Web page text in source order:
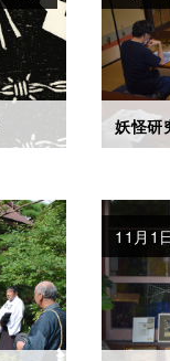
妖怪研
11月1